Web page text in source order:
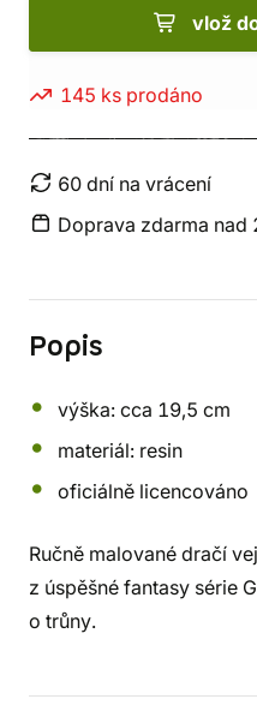
vlož
145 ks prodáno
60 dní na vrácení
Doprava zdarma nad
Popis
výška: cca 19,5 cm
materiál: resin
oficiálně licencováno
Ručně malované dračí
z úspěšné fantasy série
o trůny.